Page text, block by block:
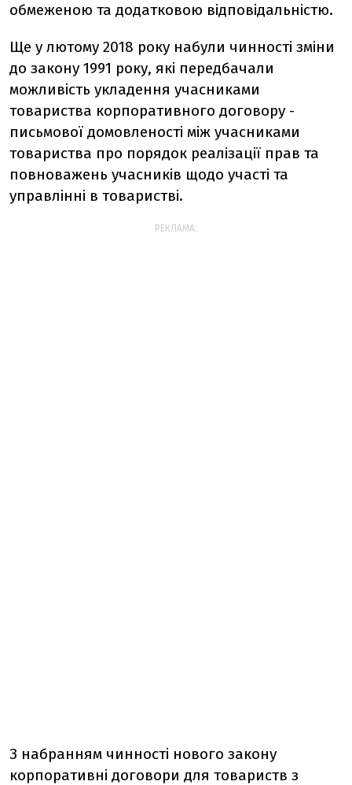
обмеженою та додатковою відповідальністю.
Ще у лютому 2018 року набули чинності зміни
до закону 1991 року, які передбачали
можливість укладення учасниками
товариства корпоративного договору -
письмової домовленості між учасниками
товариства про порядок реалізації прав та
повноважень учасників щодо участі та
управлінні в товаристві.
РЕКЛАМА:
З набранням чинності нового закону
корпоративні договори для товариств з